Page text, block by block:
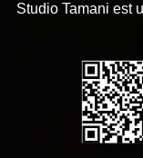
Studio Tamani est